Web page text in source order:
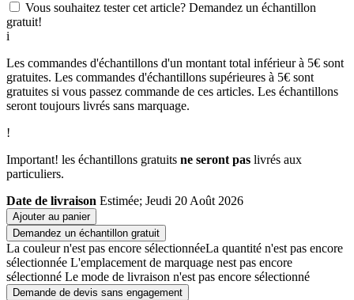
Vous souhaitez tester cet article? Demandez un échantillon
gratuit!
i
Les commandes d'échantillons d'un montant total inférieur à 5€ sont
gratuites. Les commandes d'échantillons supérieures à 5€ sont
gratuites si vous passez commande de ces articles. Les échantillons
seront toujours livrés sans marquage.
!
Important! les échantillons gratuits ne seront pas livrés aux
particuliers.
Date de livraison Estimée; Jeudi 20 Août 2026
Ajouter au panier
Demandez un échantillon gratuit
La couleur n'est pas encore sélectionnéeLa quantité n'est pas encore
sélectionnée L'emplacement de marquage nest pas encore
sélectionné Le mode de livraison n'est pas encore sélectionné
Demande de devis sans engagement